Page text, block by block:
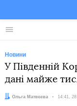
Меню
Новини
У Південній
дані майже
Автор:
Ольга Матвєєва Дата:
14:41,